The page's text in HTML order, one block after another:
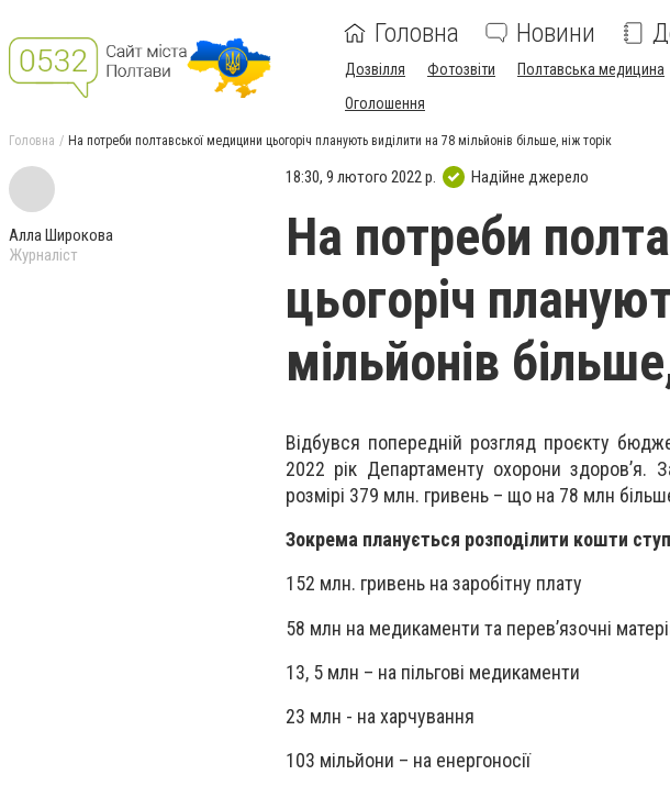
Головна Новини
Дозвілля Фотозвіти Полтавська медицина
Оголошення
Головна На потреби полтавської медицини цьогоріч планують виділити на 78 мільйонів більше, ніж торік
Алла Широкова
Журналіст
18:30, 9 лютого 2022 р. Надійне джерело
На потреби
цьогоріч
мільйонів
Відбувся попередній розгляд проєкту
2022 рік Департаменту охорони здоров’я.
розмірі 379 млн. гривень – що на 78 млн
Зокрема планується розподілити кошти
152 млн. гривень на заробітну плату
58 млн на медикаменти та перев’язочні
13, 5 млн – на пільгові медикаменти
23 млн - на харчування
103 мільйони – на енергоносії